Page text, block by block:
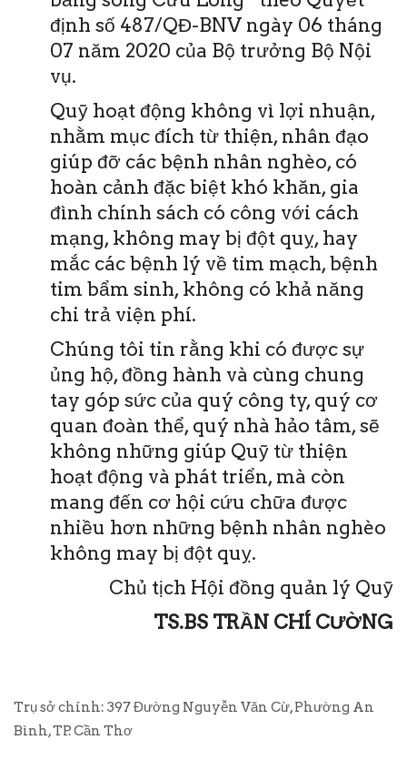
định số 487/QĐ-BNV ngày 06 tháng
07 năm 2020 của Bộ trưởng Bộ Nội
vụ.
Quỹ hoạt động không vì lợi nhuận,
nhằm mục đích từ thiện, nhân đạo
giúp đỡ các bệnh nhân nghèo, có
hoàn cảnh đặc biệt khó khăn, gia
đình chính sách có công với cách
mạng, không may bị đột quỵ, hay
mắc các bệnh lý về tim mạch, bệnh
tim bẩm sinh, không có khả năng
chi trả viện phí.
Chúng tôi tin rằng khi có được sự
ủng hộ, đồng hành và cùng chung
tay góp sức của quý công ty, quý cơ
quan đoàn thể, quý nhà hảo tâm, sẽ
không những giúp Quỹ từ thiện
hoạt động và phát triển, mà còn
mang đến cơ hội cứu chữa được
nhiều hơn những bệnh nhân nghèo
không may bị đột quỵ.
Chủ tịch Hội đồng quản lý Quỹ
TS.BS TRẦN CHÍ CƯỜNG
Trụ sở chính: 397 Đường Nguyễn Văn Cừ, Phường An
Bình, TP. Cần Thơ